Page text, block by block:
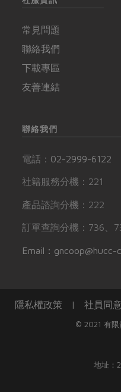
常見問題
聯絡我們
下載專區
友善連結
聯絡我們
電話： 02-2999-6122
社籍服務分機：221
產品諮詢分機：222
訂單查詢分機：736、
Email：gncoop@hucc-
隱私權政策 | 社員同
© 2021 有限
地址：